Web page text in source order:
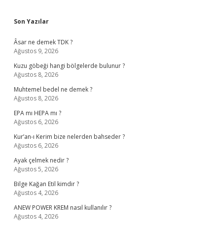
Sidebar
Son Yazılar
Âsar ne demek TDK ?
Ağustos 9, 2026
Kuzu göbeği hangi bölgelerde bulunur ?
Ağustos 8, 2026
Muhtemel bedel ne demek ?
Ağustos 8, 2026
EPA mı HEPA mı ?
Ağustos 6, 2026
Kur’an-ı Kerim bize nelerden bahseder ?
Ağustos 6, 2026
Ayak çelmek nedir ?
Ağustos 5, 2026
Bilge Kağan Etil kimdir ?
Ağustos 4, 2026
ANEW POWER KREM nasıl kullanılır ?
Ağustos 4, 2026